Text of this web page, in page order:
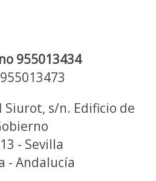
955013434
Siurot, s/n. Edificio de
- Sevilla
- Andalucía